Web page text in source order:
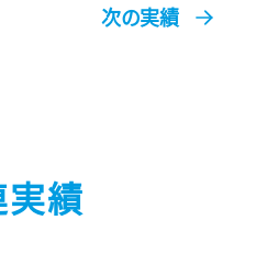
次の実績
実績